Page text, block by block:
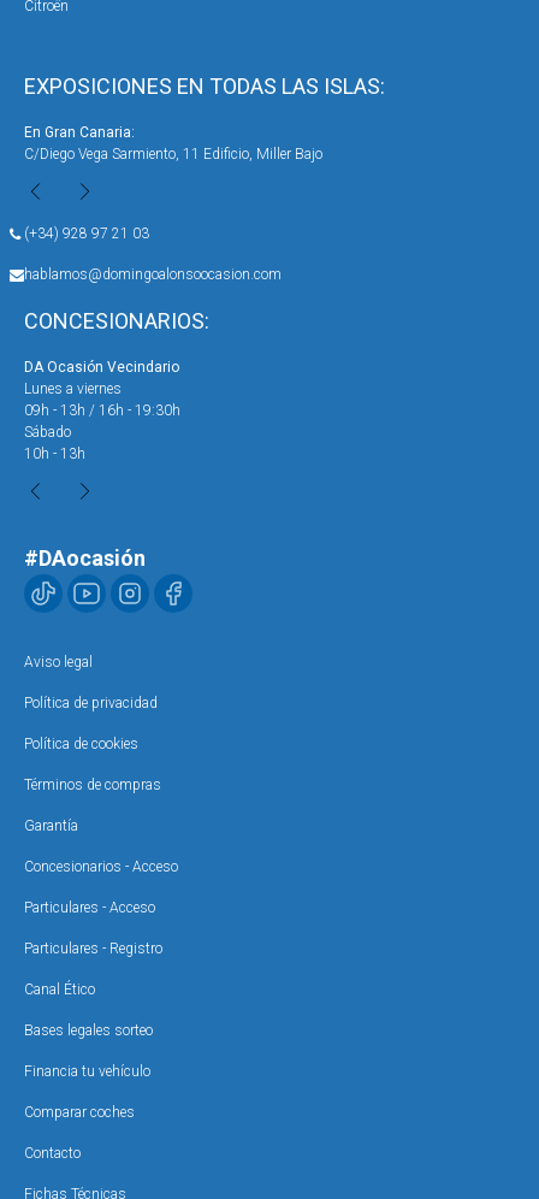
EXPOSICIONES EN TODAS LAS ISLAS:
En Gran Canaria:
C/Diego Vega Sarmiento, 11 Edificio, Miller Bajo
(+34) 928 97 21 03
hablamos@domingoalonsoocasion.com
CONCESIONARIOS:
DA Ocasión Vecindario
Lunes a viernes
09h - 13h / 16h - 19:30h
Sábado
10h - 13h
Citroën
#DAocasión
Aviso legal
Política de privacidad
Política de cookies
Términos de compras
Garantía
Concesionarios - Acceso
Particulares - Acceso
Particulares - Registro
Canal Ético
Bases legales sorteo
Financia tu vehículo
Comparar coches
Contacto
Fichas Técnicas